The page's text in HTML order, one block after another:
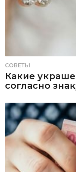
СОВЕТЫ
Какие
согласно